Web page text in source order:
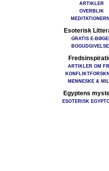
ARTIKLER
OVERBLIK
Esoterisk
GRATIS E-
ARTIKLER OM
MENNESKE &
Egyptens
ESOTERISK